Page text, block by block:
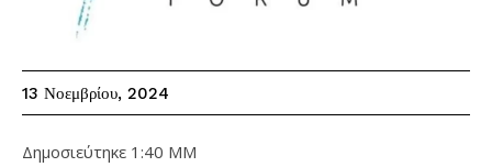
13 Νοεμβρίου, 2024
Δημοσιεύτηκε 1:40 ΜΜ